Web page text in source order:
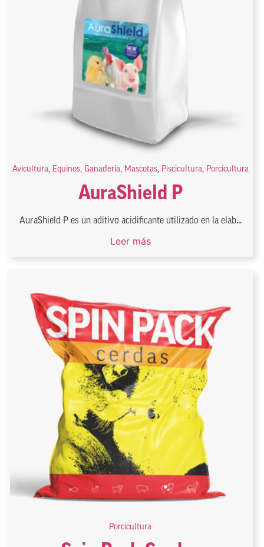
Avicultura, Equinos, Ganadería, Mascotas, Piscicultura, Porcicultura
AuraShield P
AuraShield P es un aditivo acidificante utilizado en la elab...
Leer más
Porcicultura